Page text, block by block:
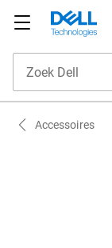
Accessoires